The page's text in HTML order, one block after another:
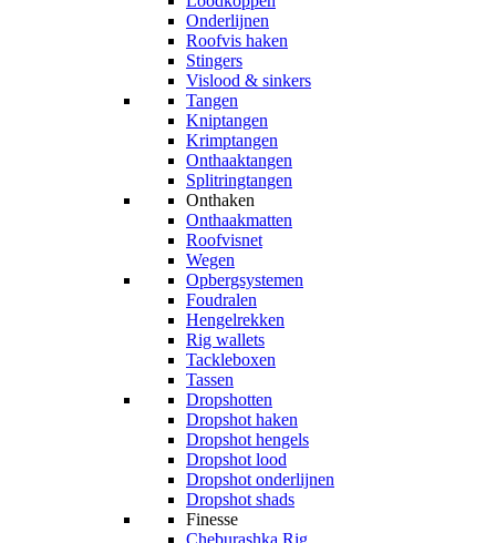
Onderlijnen
Roofvis haken
Stingers
Vislood & sinkers
Tangen
Kniptangen
Krimptangen
Onthaaktangen
Splitringtangen
Onthaken
Onthaakmatten
Roofvisnet
Wegen
Opbergsystemen
Foudralen
Hengelrekken
Rig wallets
Tackleboxen
Tassen
Dropshotten
Dropshot haken
Dropshot hengels
Dropshot lood
Dropshot onderlijnen
Dropshot shads
Finesse
Cheburashka Rig